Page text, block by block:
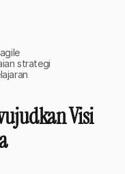
strategi
Visi